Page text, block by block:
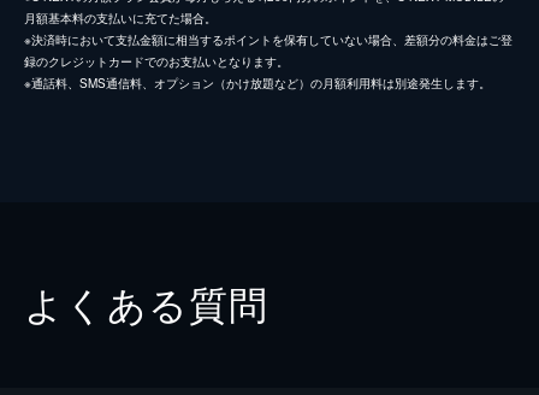
月額基本料の支払いに充てた場合。
※決済時において支払金額に相当するポイントを保有していない場合、差額分の料金はご登
録のクレジットカードでのお支払いとなります。
※通話料、SMS通信料、オプション（かけ放題など）の月額利用料は別途発生します。
よくある質問